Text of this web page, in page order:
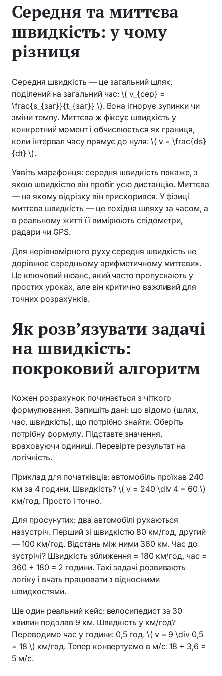
Середня та миттєва
швидкість: у чому
різниця
Середня швидкість — це загальний шлях,
поділений на загальний час: \( v_{сер} =
\frac{s_{заг}}{t_{заг}} \). Вона ігнорує зупинки чи
зміни темпу. Миттєва ж фіксує швидкість у
конкретний момент і обчислюється як границя,
коли інтервал часу прямує до нуля: \( v = \frac{ds}
{dt} \).
Уявіть марафонця: середня швидкість покаже, з
якою швидкістю він пробіг усю дистанцію. Миттєва
— на якому відрізку він прискорився. У фізиці
миттєва швидкість — це похідна шляху за часом, а
в реальному житті її вимірюють спідометри,
радари чи GPS.
Для нерівномірного руху середня швидкість не
дорівнює середньому арифметичному миттєвих.
Це ключовий нюанс, який часто пропускають у
простих уроках, але він критично важливий для
точних розрахунків.
Як розв’язувати задачі
на швидкість:
покроковий алгоритм
Кожен розрахунок починається з чіткого
формулювання. Запишіть дані: що відомо (шлях,
час, швидкість), що потрібно знайти. Оберіть
потрібну формулу. Підставте значення,
враховуючи одиниці. Перевірте результат на
логічність.
Приклад для початківців: автомобіль проїхав 240
км за 4 години. Швидкість? \( v = 240 \div 4 = 60 \)
км/год. Просто і точно.
Для просунутих: два автомобілі рухаються
назустріч. Перший зі швидкістю 80 км/год, другий
— 100 км/год. Відстань між ними 360 км. Час до
зустрічі? Швидкість зближення = 180 км/год, час =
360 ÷ 180 = 2 години. Такі задачі розвивають
логіку і вчать працювати з відносними
швидкостями.
Ще один реальний кейс: велосипедист за 30
хвилин подолав 9 км. Швидкість у км/год?
Переводимо час у години: 0,5 год. \( v = 9 \div 0,5
= 18 \) км/год. Тепер конвертуємо в м/с: 18 ÷ 3,6 =
5 м/с.